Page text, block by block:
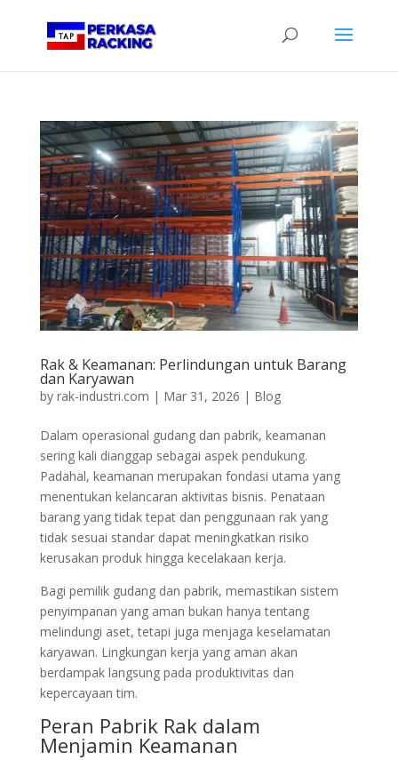
Rak & Keamanan: Perlindungan untuk Barang
dan Karyawan
by rak-industri.com | Mar 31, 2026 | Blog
Dalam operasional gudang dan pabrik, keamanan
sering kali dianggap sebagai aspek pendukung.
Padahal, keamanan merupakan fondasi utama yang
menentukan kelancaran aktivitas bisnis. Penataan
barang yang tidak tepat dan penggunaan rak yang
tidak sesuai standar dapat meningkatkan risiko
kerusakan produk hingga kecelakaan kerja.
Bagi pemilik gudang dan pabrik, memastikan sistem
penyimpanan yang aman bukan hanya tentang
melindungi aset, tetapi juga menjaga keselamatan
karyawan. Lingkungan kerja yang aman akan
berdampak langsung pada produktivitas dan
kepercayaan tim.
Peran Pabrik Rak dalam
Menjamin Keamanan